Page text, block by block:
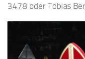
3478 oder Tobias